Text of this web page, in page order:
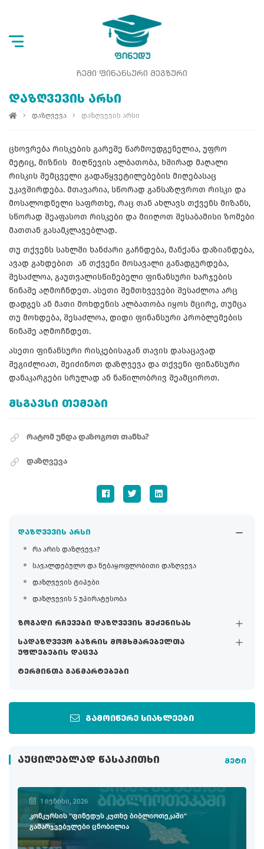
ᲩᲔᲛᲘ ᲤᲘᲜᲐᲜᲡᲣᲠᲘ ᲛᲔᲒᲖᲣᲠᲘ
დაზღვევის არსი
რა არის დაზღვევა?
სავალდებულო და ნებაყოფლობითი დაზღვევა
დაზღვევის ტიპები
დაზღვევის 5 უპირატესობა
ზოგადი რჩევები დაზღვევის შეძენისას
სადაზღვევო ბაზრის მომხმარებელთა
უფლებების დაცვა
ტერმინთა განმარტებები
გამოიწერე სიახლეები
ᲐᲣᲪᲘᲚᲔᲑᲚᲐᲓ ᲬᲐᲡᲐᲙᲘᲗᲮᲘ მეტი
1 ივნისი, 2026
კონკურსის "ფინედუს კუთხე ბიბლიოთეკაში"
გამარჯვებულები ცნობილია
ᲓᲐᲖᲦᲕᲔᲕᲘᲡ ᲐᲠᲡᲘ
დაზღვევა დაზღვევის არსი
ცხოვრება რისკების გარეშე წარმოუდგენელია, უფრო
მეტიც, მიზნის მიღწევის ალბათობა, ხშირად მაღალი
რისკის შემცველი გადაწყვეტილებების მიღებასაც
უკავშირდება. მთავარია, სწორად განსაზღვროთ რისკი და
მოსალოდნელი საფრთხე, რაც თან ახლავს თქვენს მიზანს,
სწორად შეაფასოთ რისკები და მიიღოთ შესაბამისი ზომები
მათთან გასამკლავებლად.
თუ თქვენს სახლში ხანძარი გაჩნდება, მანქანა დაზიანდება,
ავად გახდებით ან თქვენი მოსავალი განადგურდება,
შესაძლოა, გაუთვალისწინებელი ფინანსური ხარჯების
წინაშე აღმოჩნდეთ. ასეთი შემთხვევები შესაძლოა არც
დადგეს ან მათი მოხდენის ალბათობა იყოს მცირე, თუმცა
თუ მოხდება, შესაძლოა, დიდი ფინანსური პრობლემების
წინაშე აღმოჩნდეთ.
ასეთი ფინანსური რისკებისაგან თავის დასაცავად
შეგიძლიათ, შეიძინოთ დაზღვევა და თქვენი ფინანსური
დანაკარგები სრულად ან ნაწილობრივ შეამციროთ.
ᲛᲡᲒᲐᲕᲡᲘ ᲗᲔᲛᲔᲑᲘ
რატომ უნდა დაზოგოთ თანხა?
დაზღვევა